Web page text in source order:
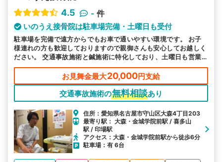
4.5
- 件
いのうえ接骨院は駐車場完備・土曜日も受付
駐車場を完備で遠方からでもお車で通いやすい環境です。 お子
様連れの方も歓迎しておりますので親御さんも安心してお越しく
ださい。 交通事故施術と鍼施術に特化しており、土曜日も営業
しています。お痛みなど諦めないで、実績豊富な当院へお任せく
お見舞金最大20,000円支給
交通事故施術の無料相談あり
住所：愛知県名古屋市守山区大森4丁目203
最寄り駅： 大森・金城学院前駅 / 喜多山
駅 / 印場駅
アクセス：大森・金城学院前駅から徒歩6分
駐車場：有 6台